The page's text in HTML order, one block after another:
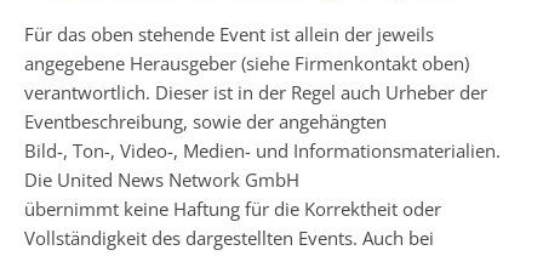
Für das oben stehende Event ist allein der jeweils
angegebene Herausgeber (siehe Firmenkontakt oben)
verantwortlich. Dieser ist in der Regel auch Urheber der
Eventbeschreibung, sowie der angehängten
Bild-, Ton-, Video-, Medien- und Informationsmaterialien.
Die United News Network GmbH
übernimmt keine Haftung für die Korrektheit oder
Vollständigkeit des dargestellten Events. Auch bei